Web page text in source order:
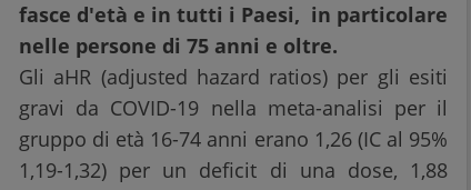
fasce d'età e in tutti i Paesi, in particolare
nelle persone di 75 anni e oltre.
Gli aHR (adjusted hazard ratios) per gli esiti
gravi da COVID-19 nella meta-analisi per il
gruppo di età 16-74 anni erano 1,26 (IC al 95%
1,19-1,32) per un deficit di una dose, 1,88